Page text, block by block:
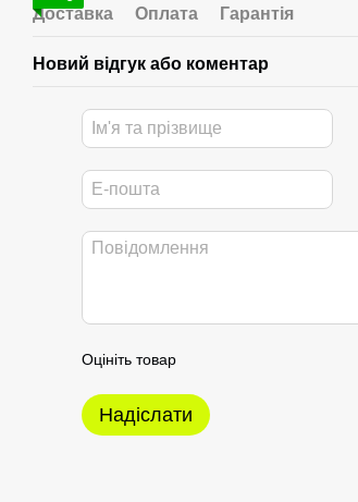
Доставка Оплата Гарантія
Новий відгук або коментар
Оцініть товар
Надіслати